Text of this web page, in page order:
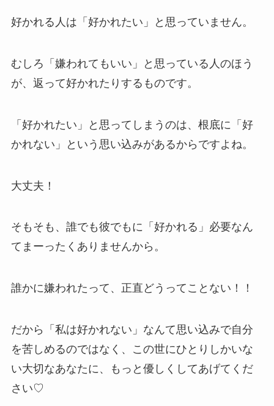
好かれる人は「好かれたい」と思っていません。
むしろ「嫌われてもいい」と思っている人のほう
が、返って好かれたりするものです。
「好かれたい」と思ってしまうのは、根底に「好
かれない」という思い込みがあるからですよね。
大丈夫！
そもそも、誰でも彼でもに「好かれる」必要なん
てまーったくありませんから。
誰かに嫌われたって、正直どうってことない！！
だから「私は好かれない」なんて思い込みで自分
を苦しめるのではなく、この世にひとりしかいな
い大切なあなたに、もっと優しくしてあげてくだ
さい♡